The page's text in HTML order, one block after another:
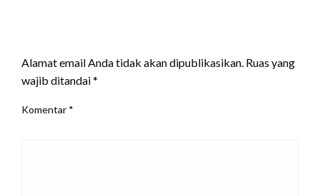
Alamat email Anda tidak akan dipublikasikan. Ruas yang
wajib ditandai*
Komentar *